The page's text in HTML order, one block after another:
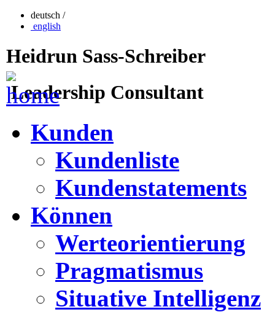
deutsch /
english
Heidrun Sass-Schreiber
Leadership Consultant
Kunden
Kundenliste
Kundenstatements
Können
Werteorientierung
Pragmatismus
Situative Intelligenz